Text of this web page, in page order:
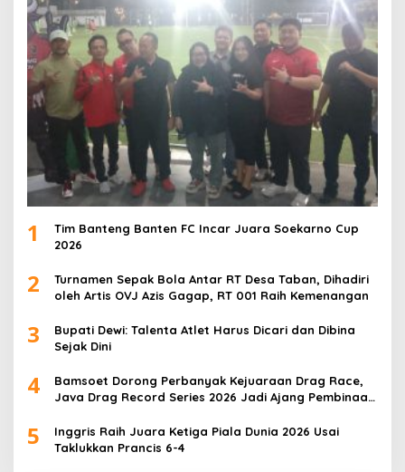
1
Tim Banteng Banten FC Incar Juara Soekarno Cup
2026
2
Turnamen Sepak Bola Antar RT Desa Taban, Dihadiri
oleh Artis OVJ Azis Gagap, RT 001 Raih Kemenangan
3
Bupati Dewi: Talenta Atlet Harus Dicari dan Dibina
Sejak Dini
4
Bamsoet Dorong Perbanyak Kejuaraan Drag Race,
Java Drag Record Series 2026 Jadi Ajang Pembinaan
5
Inggris Raih Juara Ketiga Piala Dunia 2026 Usai
Taklukkan Prancis 6-4